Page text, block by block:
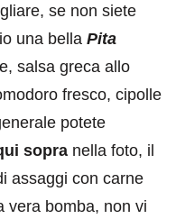
se non siete
una bella Pita
salsa greca allo
fresco, cipolle
potete
sopra nella foto, il
assaggi con carne
vera bomba, non vi